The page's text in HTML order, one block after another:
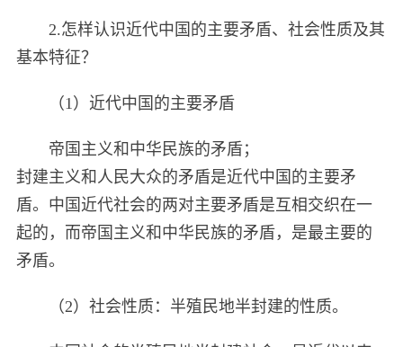
2.怎样认识近代中国的主要矛盾、社会性质及其
基本特征？
（1）近代中国的主要矛盾
帝国主义和中华民族的矛盾；
封建主义和人民大众的矛盾是近代中国的主要矛
盾。中国近代社会的两对主要矛盾是互相交织在一
起的，而帝国主义和中华民族的矛盾，是最主要的
矛盾。
（2）社会性质：半殖民地半封建的性质。